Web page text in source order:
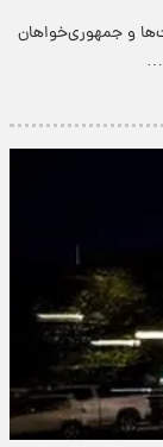
و جمهوری‌خواهان